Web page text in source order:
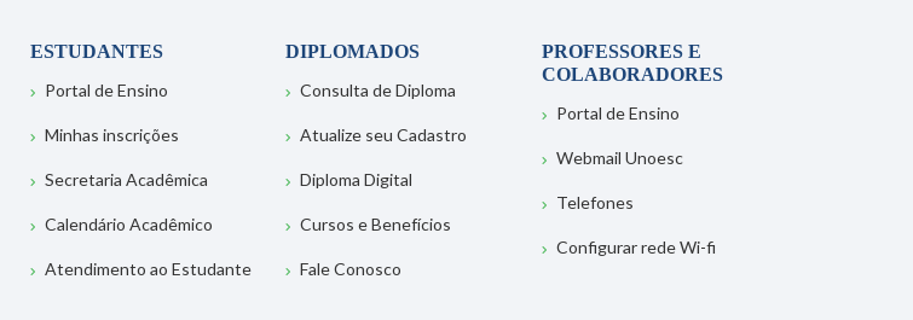
ESTUDANTES
Portal de Ensino
Minhas inscrições
Secretaria Acadêmica
Calendário Acadêmico
Atendimento ao Estudante
DIPLOMADOS
Consulta de Diploma
Atualize seu Cadastro
Diploma Digital
Cursos e Benefícios
Fale Conosco
PROFESSORES E
COLABORADORES
Portal de Ensino
Webmail Unoesc
Telefones
Configurar rede Wi-fi